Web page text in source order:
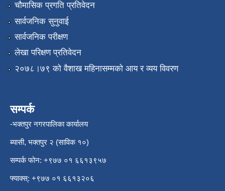
चौमासिक प्रगति प्रतिवेदन
सार्वजनिक सुनुवाई
सार्वजनिक परीक्षण
लेखा परिक्षण प्रतिवेदन
२०७८।७९ को वैशाख महिनासम्मको आय र व्यय विवरण
सम्पर्क
-भक्तपुर नगरपालिका कार्यालय
ब्यासी, भक्तपुर २ (साविक १०)
सम्पर्क फोन: +९७७ ०१ ६६१३९५७
फ्याक्स्: +९७७ ०१ ६६१३२०६